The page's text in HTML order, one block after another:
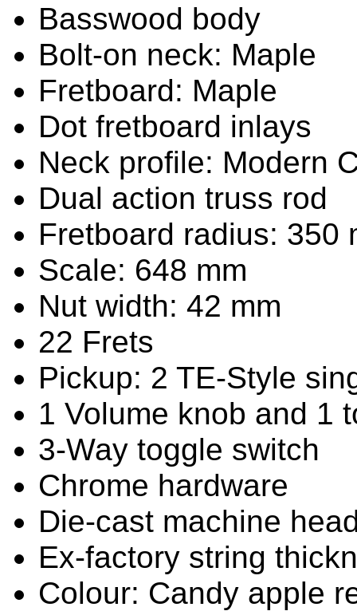
Basswood body
Bolt-on neck: Maple
Fretboard: Maple
Dot fretboard inlays
Neck profile: Modern
Dual action truss rod
Fretboard radius: 350
Scale: 648 mm
Nut width: 42 mm
22 Frets
Pickup: 2 TE-Style
1 Volume knob and 1
3-Way toggle switch
Chrome hardware
Die-cast machine
Ex-factory string
Colour: Candy apple